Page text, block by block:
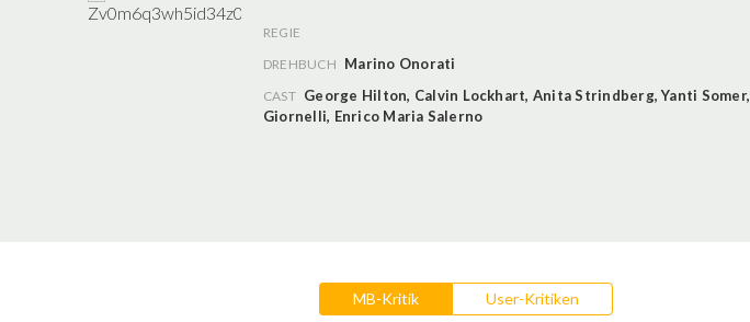
REGIE
DREHBUCH Marino Onorati
CAST George Hilton, Calvin Lockhart, Anita Strindberg,Yanti Somer,
Giornelli, Enrico Maria Salerno
MB-Kritik User-Kritiken